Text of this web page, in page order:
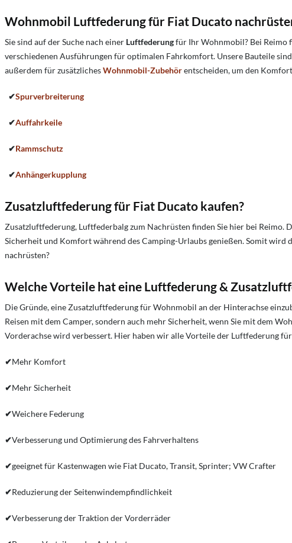
Wohnmobil Luftfederung für Fiat Ducato
Sie sind auf der Suche nach einer Luftfederungfür Ihr Wohnmobil? Bei Reimo
verschiedenen Ausführungen für optimalen Fahrkomfort. Unsere Bauteile
außerdem für zusätzlichesWohnmobil-Zubehörentscheiden, um den
✔Spurverbreiterung
✔Auffahrkeile
✔Rammschutz
✔Anhängerkupplung
Zusatzluftfederung für Fiat Ducato kaufen?
Zusatzluftfederung, Luftfederbalg zum Nachrüsten finden Sie hier bei Reimo.
Sicherheit und Komfort während des Camping-Urlaubs genießen. Somit
nachrüsten?
Welche Vorteile hat eine Luftfederung &
Die Gründe, eine Zusatzluftfederung für Wohnmobil an der Hinterachse
Reisen mit dem Camper, sondern auch mehr Sicherheit, wenn Sie mit dem
Vorderachse wird verbessert. Hier haben wir alle Vorteile der Luftfederung für
✔Mehr Komfort
✔Mehr Sicherheit
✔Weichere Federung
✔Verbesserung und Optimierung des Fahrverhaltens
✔geeignet für Kastenwagen wie Fiat Ducato, Transit, Sprinter; VW Crafter
✔Reduzierung der Seitenwindempfindlichkeit
✔Verbesserung der Traktion der Vorderräder